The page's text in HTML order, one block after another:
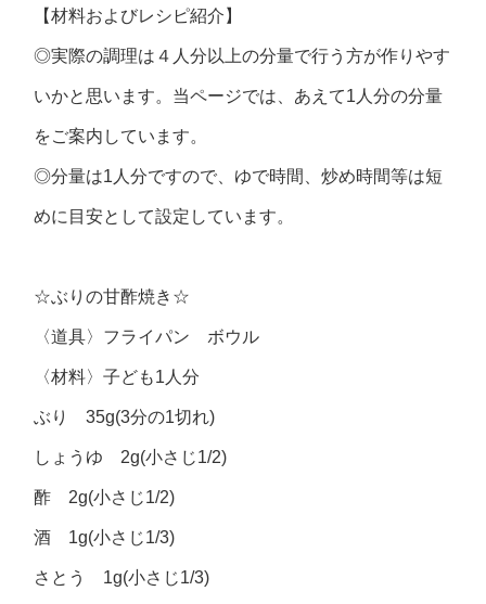
【材料およびレシピ紹介】
◎実際の調理は４人分以上の分量で行う方が作りやす
いかと思います。当ページでは、あえて1人分の分量
をご案内しています。
◎分量は1人分ですので、ゆで時間、炒め時間等は短
めに目安として設定しています。
☆ぶりの甘酢焼き☆
〈道具〉フライパン ボウル
〈材料〉子ども1人分
ぶり 35g(3分の1切れ)
しょうゆ 2g(小さじ1/2)
酢 2g(小さじ1/2)
酒 1g(小さじ1/3)
さとう 1g(小さじ1/3)